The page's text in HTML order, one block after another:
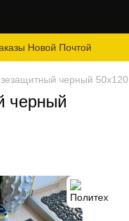
Новой Почтой
черный
черный